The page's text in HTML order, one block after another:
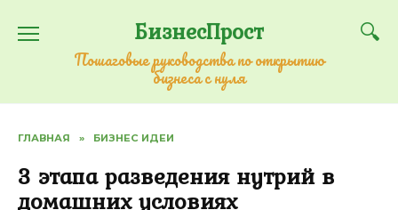
содержанию
БизнесПрост
Пошаговые руководства по открытию
бизнеса с нуля
ГЛАВНАЯ » БИЗНЕС ИДЕИ
3 этапа разведения нутрий в
домашних условиях